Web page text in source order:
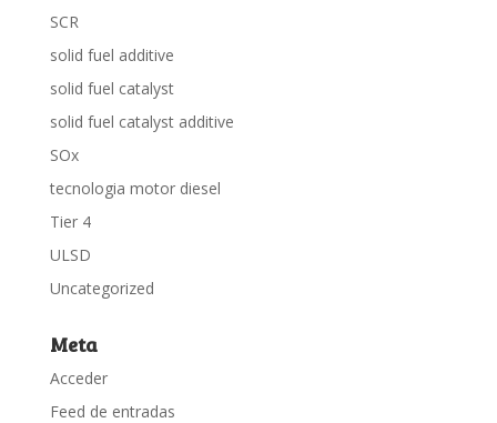
SCR
solid fuel additive
solid fuel catalyst
solid fuel catalyst additive
SOx
tecnologia motor diesel
Tier 4
ULSD
Uncategorized
Meta
Acceder
Feed de entradas